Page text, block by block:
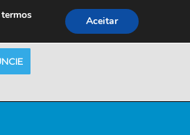
Aceitar